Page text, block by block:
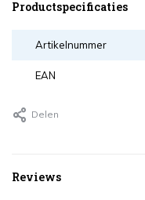
Productspecificaties
Artikelnummer
EAN
Delen
Reviews